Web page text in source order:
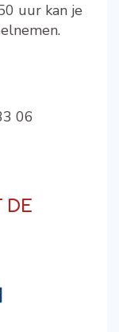
uur kan je
06
DE